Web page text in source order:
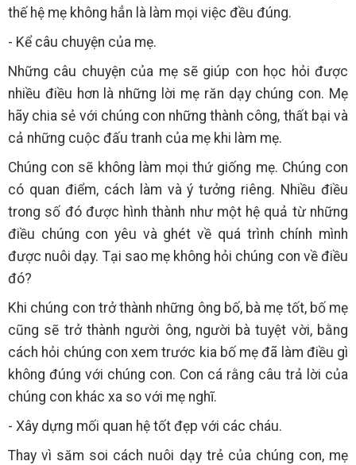
thế hệ mẹ không hẳn là làm mọi việc đều đúng.
- Kể câu chuyện của mẹ.
Những câu chuyện của mẹ sẽ giúp con học hỏi được
nhiều điều hơn là những lời mẹ răn dạy chúng con. Mẹ
hãy chia sẻ với chúng con những thành công, thất bại và
cả những cuộc đấu tranh của mẹ khi làm mẹ.
Chúng con sẽ không làm mọi thứ giống mẹ. Chúng con
có quan điểm, cách làm và ý tưởng riêng. Nhiều điều
trong số đó được hình thành như một hệ quả từ những
điều chúng con yêu và ghét về quá trình chính mình
được nuôi dạy. Tại sao mẹ không hỏi chúng con về điều
đó?
Khi chúng con trở thành những ông bố, bà mẹ tốt, bố mẹ
cũng sẽ trở thành người ông, người bà tuyệt vời, bằng
cách hỏi chúng con xem trước kia bố mẹ đã làm điều gì
không đúng với chúng con. Con cá rằng câu trả lời của
chúng con khác xa so với mẹ nghĩ.
- Xây dựng mối quan hệ tốt đẹp với các cháu.
Thay vì săm soi cách nuôi dạy trẻ của chúng con, mẹ